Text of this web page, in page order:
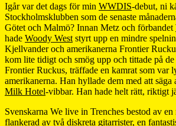
Igår var det dags för min WWDIS-debut, ni
Stockholmsklubben som de senaste
Götet och Malmö? Innan Metz och förbandet
hade Woody West styrt upp en mindre
Kjellvander och amerikanerna Frontier
kom lite tidigt och smög upp och tittade på de
Frontier Ruckus, träffade en kamrat som var
amerikanerna. Han hyllade dem med att säga
Milk Hotel-vibbar. Han hade helt rätt, riktigt
Svenskarna We live in Trenches bestod av
flankerad av två diskreta gitarrister, en